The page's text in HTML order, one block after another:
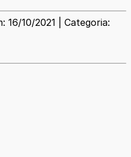
16/10/2021 | Categoria: